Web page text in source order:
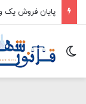
پایان فروش یک
تغییر پوسته